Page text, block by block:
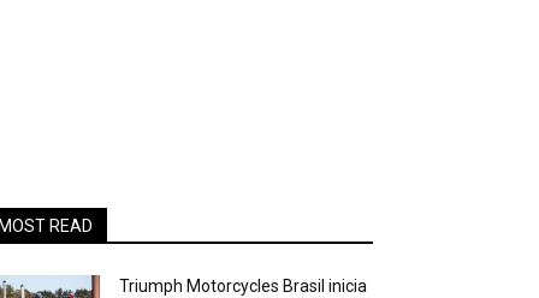
MOST READ
Triumph Motorcycles Brasil inicia